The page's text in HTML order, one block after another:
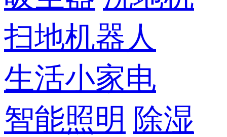
扫地机器人
生活小家电
智能照明 除湿